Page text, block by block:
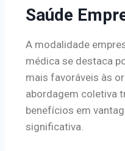
Saúde
A modalidade
médica se destaca
mais favoráveis às
abordagem coletiva
benefícios em
significativa.